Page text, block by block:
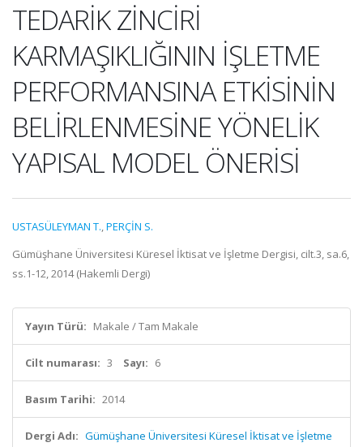
TEDARİK ZİNCİRİ
KARMAŞIKLIĞININ İŞLETME
PERFORMANSINA ETKİSİNİN
BELİRLENMESİNE YÖNELİK
YAPISAL MODEL ÖNERİSİ
USTASÜLEYMAN T.,PERÇİN S.
Gümüşhane Üniversitesi Küresel İktisat ve İşletme Dergisi, cilt.3, sa.6,
ss.1-12, 2014 (Hakemli Dergi)
Yayın Türü: Makale / Tam Makale
Cilt numarası: 3 Sayı: 6
Basım Tarihi: 2014
Dergi Adı: Gümüşhane Üniversitesi Küresel İktisat ve İşletme